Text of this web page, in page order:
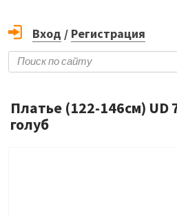
Вход / Регистрация
Платье (122-146см)
голуб